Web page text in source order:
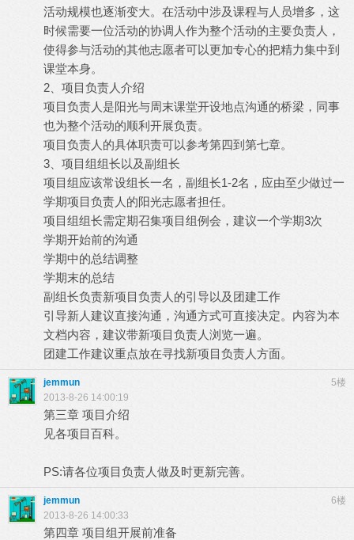
活动规模也逐渐变大。在活动中涉及课程与人员增多，这
时候需要一位活动的协调人作为整个活动的主要负责人，
使得参与活动的其他志愿者可以更加专心的把精力集中到
课堂本身。
2、项目负责人介绍
项目负责人是阳光与周末课堂开设地点沟通的桥梁，同事
也为整个活动的顺利开展负责。
项目负责人的具体职责可以参考第四到第七章。
3、项目组组长以及副组长
项目组应该常设组长一名，副组长1-2名，应由至少做过一
学期项目负责人的阳光志愿者担任。
项目组组长需定期召集项目组例会，建议一个学期3次
学期开始前的沟通
学期中的总结调整
学期末的总结
副组长负责新项目负责人的引导以及团建工作
引导新人建议直接沟通，沟通方式可直接决定。内容为本
文档内容，建议带新项目负责人浏览一遍。
团建工作建议重点放在寻找新项目负责人方面。
5楼
jemmun
2013-8-26 14:00:19
第三章 项目介绍
见各项目百科。
PS:请各位项目负责人做及时更新完善。
6楼
jemmun
2013-8-26 14:00:33
第四章 项目组开展前准备